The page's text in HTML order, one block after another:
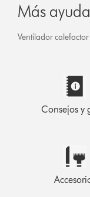
Más ayuda
Ventilador
Consejos y